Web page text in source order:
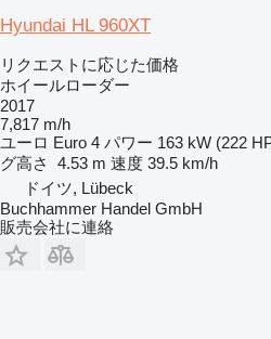
Hyundai HL 960XT
リクエストに応じた価格
ホイールローダー
2017
7,817 m/h
ユーロ Euro 4 パワー 163 kW (222
グ高さ
4.53 m 速度 39.5 km/h
ドイツ, Lübeck
Buchhammer Handel GmbH
販売会社に連絡